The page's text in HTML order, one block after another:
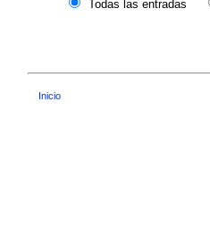
Todas las entradas
Inicio